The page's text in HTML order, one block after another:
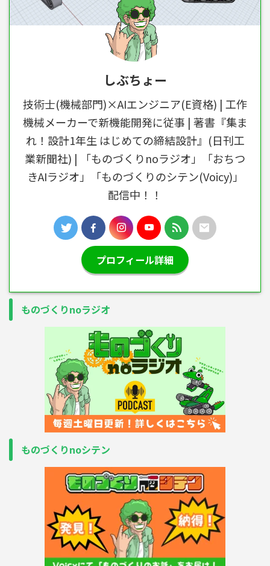
しぶちょー
技術士(機械部門)×AIエンジニア(E資格) | 工作
機械メーカーで新機能開発に従事 | 著書『集ま
れ！設計1年生 はじめての締結設計』(日刊工
業新聞社) | 「ものづくりnoラジオ」「おちつ
きAIラジオ」「ものづくりのシテン(Voicy)」
配信中！！
プロフィール詳細
ものづくりnoラジオ
ものづくりnoシテン